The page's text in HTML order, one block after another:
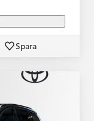
Spara